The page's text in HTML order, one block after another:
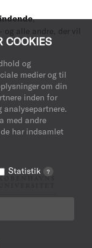
COOKIES
og
medier og til
om din
inden for
analysepartnere.
med andre
har indsamlet
Statistik ?
,
alle andre, der vil